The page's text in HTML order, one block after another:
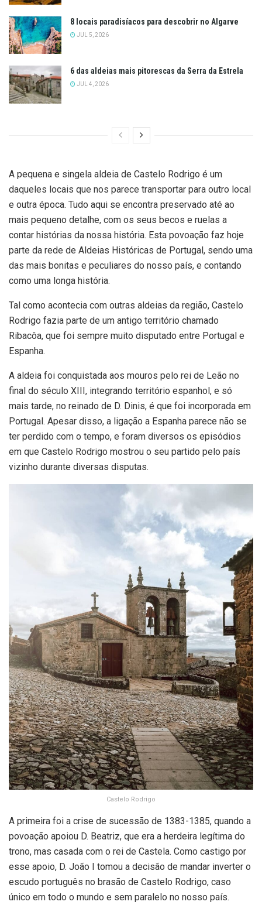
8 locais paradisíacos para descobrir no Algarve
JUL 5, 2026
6 das aldeias mais pitorescas da Serra da Estrela
JUL 4, 2026
A pequena e singela aldeia de Castelo Rodrigo é um
daqueles locais que nos parece transportar para outro local
e outra época. Tudo aqui se encontra preservado até ao
mais pequeno detalhe, com os seus becos e ruelas a
contar histórias da nossa história. Esta povoação faz hoje
parte da rede de Aldeias Históricas de Portugal, sendo uma
das mais bonitas e peculiares do nosso país, e contando
como uma longa história.
Tal como acontecia com outras aldeias da região, Castelo
Rodrigo fazia parte de um antigo território chamado
Ribacôa, que foi sempre muito disputado entre Portugal e
Espanha.
A aldeia foi conquistada aos mouros pelo rei de Leão no
final do século XIII, integrando território espanhol, e só
mais tarde, no reinado de D. Dinis, é que foi incorporada em
Portugal. Apesar disso, a ligação a Espanha parece não se
ter perdido com o tempo, e foram diversos os episódios
em que Castelo Rodrigo mostrou o seu partido pelo país
vizinho durante diversas disputas.
Castelo Rodrigo
A primeira foi a crise de sucessão de 1383-1385, quando a
povoação apoiou D. Beatriz, que era a herdeira legítima do
trono, mas casada com o rei de Castela. Como castigo por
esse apoio, D. João I tomou a decisão de mandar inverter o
escudo português no brasão de Castelo Rodrigo, caso
único em todo o mundo e sem paralelo no nosso país.